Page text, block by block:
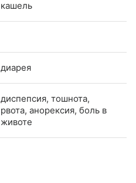
кашель
диарея
диспепсия, тошнота,
рвота, анорексия, боль в
животе